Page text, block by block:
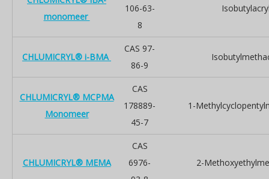
monomeer
106-63-
8
CHLUMICRYL® i-BMA
CAS 97-
86-9
CHLUMICRYL® MCPMA
Monomeer
CAS
178889-
45-7
1-
CHLUMICRYL® MEMA
CAS
6976-
2-